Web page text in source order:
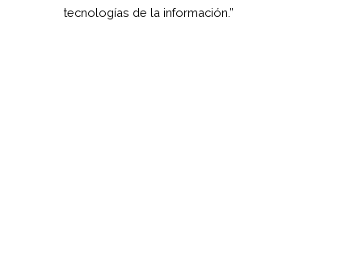
tecnologías de la información.”